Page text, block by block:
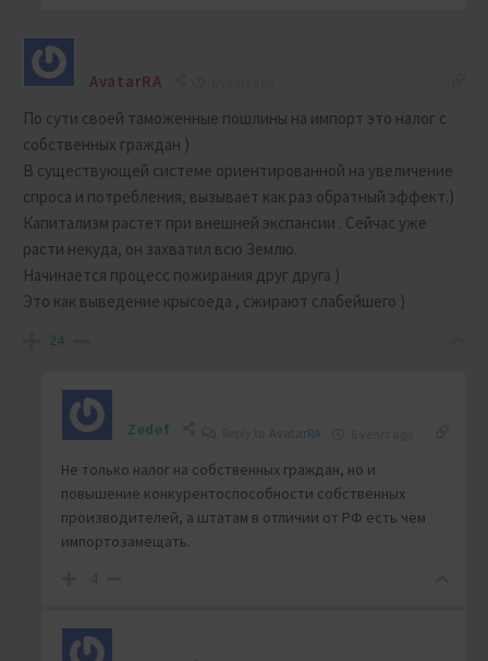
AvatarRA
По сути своей таможенные пошлины на импорт это налог с
собственных граждан )
В существующей системе ориентированной на увеличение
спроса и потребления, вызывает как раз обратный эффект.)
Капитализм растет при внешней экспансии . Сейчас уже
расти некуда, он захватил всю Землю.
Начинается процесс пожирания друг друга )
Это как выведение крысоеда , сжирают слабейшего )
24
Zedef AvatarRA
Не только налог на собственных граждан, но и
повышение конкурентоспособности собственных
производителей, а штатам в отличии от РФ есть чем
импортозамещать.
-4